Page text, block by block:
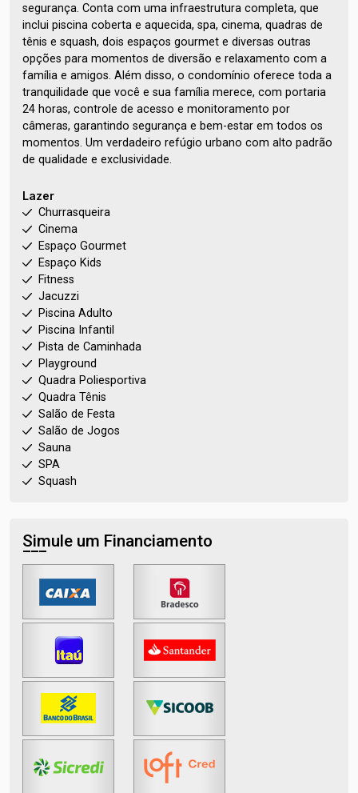
segurança. Conta com uma infraestrutura completa, que
inclui piscina coberta e aquecida, spa, cinema, quadras de
tênis e squash, dois espaços gourmet e diversas outras
opções para momentos de diversão e relaxamento com a
família e amigos. Além disso, o condomínio oferece toda a
tranquilidade que você e sua família merece, com portaria
24 horas, controle de acesso e monitoramento por
câmeras, garantindo segurança e bem-estar em todos os
momentos. Um verdadeiro refúgio urbano com alto padrão
de qualidade e exclusividade.
Lazer
Churrasqueira
Cinema
Espaço Gourmet
Espaço Kids
Fitness
Jacuzzi
Piscina Adulto
Piscina Infantil
Pista de Caminhada
Playground
Quadra Poliesportiva
Quadra Tênis
Salão de Festa
Salão de Jogos
Sauna
SPA
Squash
Simule um Financiamento